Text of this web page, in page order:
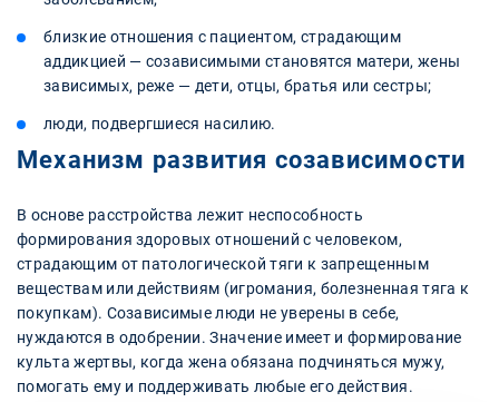
близкие отношения с пациентом, страдающим
аддикцией — созависимыми становятся матери, жены
зависимых, реже — дети, отцы, братья или сестры;
люди, подвергшиеся насилию.
Механизм развития созависимости
В основе расстройства лежит неспособность
формирования здоровых отношений с человеком,
страдающим от патологической тяги к запрещенным
веществам или действиям (игромания, болезненная тяга к
покупкам). Созависимые люди не уверены в себе,
нуждаются в одобрении. Значение имеет и формирование
культа жертвы, когда жена обязана подчиняться мужу,
помогать ему и поддерживать любые его действия.